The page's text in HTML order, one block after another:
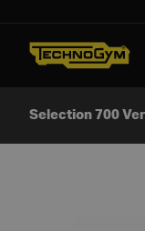
Selection 700